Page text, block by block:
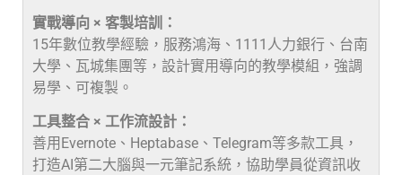
實戰導向 × 客製培訓：
15年數位教學經驗，服務鴻海、1111人力銀行、台南
大學、瓦城集團等，設計實用導向的教學模組，強調
易學、可複製。
工具整合 × 工作流設計：
善用Evernote、Heptabase、Telegram等多款工具，
打造AI第二大腦與一元筆記系統，協助學員從資訊收